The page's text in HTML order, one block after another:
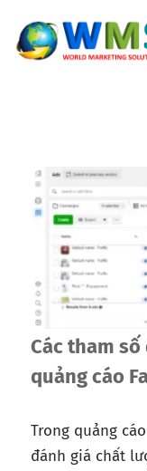
Các tham
quảng cáo
Trong quảng
đánh giá chất